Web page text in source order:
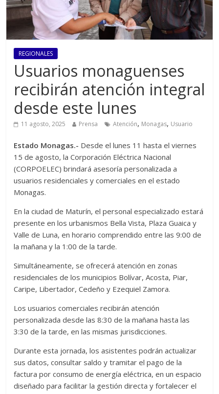
REGIONALES
Usuarios monaguenses
recibirán atención integral
desde este lunes
11 agosto, 2025 Prensa Atención, Monagas, Usuario
Estado Monagas.- Desde el lunes 11 hasta el viernes
15 de agosto, la Corporación Eléctrica Nacional
(CORPOELEC) brindará asesoría personalizada a
usuarios residenciales y comerciales en el estado
Monagas.
En la ciudad de Maturín, el personal especializado estará
presente en los urbanismos Bella Vista, Plaza Guaica y
Valle de Luna, en horario comprendido entre las 9:00 de
la mañana y la 1:00 de la tarde.
Simultáneamente, se ofrecerá atención en zonas
residenciales de los municipios Bolívar, Acosta, Piar,
Caripe, Libertador, Cedeño y Ezequiel Zamora.
Los usuarios comerciales recibirán atención
personalizada desde las 8:30 de la mañana hasta las
3:30 de la tarde, en las mismas jurisdicciones.
Durante esta jornada, los asistentes podrán actualizar
sus datos, consultar saldo y tramitar el pago de la
factura por consumo de energía eléctrica, en un espacio
diseñado para facilitar la gestión directa y fortalecer el